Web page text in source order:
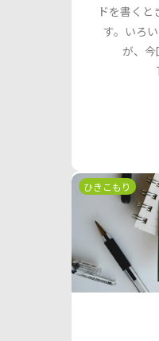
ドを書く
す。いろ
が、今
ひきこもり